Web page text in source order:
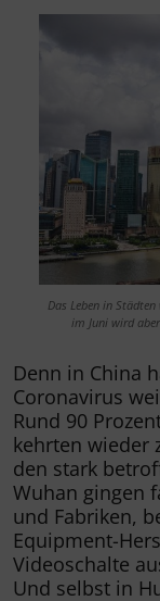
Das Leben in
im Juni wird
Denn in China
Coronavirus
Rund 90
kehrten wieder
den stark
Wuhan gingen
und Fabriken,
Equipment-
Videoschalte
Und selbst in